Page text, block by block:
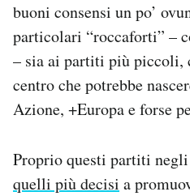
buoni consensi un po’
particolari “roccaforti” –
– sia ai partiti più piccoli,
centro che potrebbe
Azione, +Europa e forse
Proprio questi partiti
quelli più decisi a